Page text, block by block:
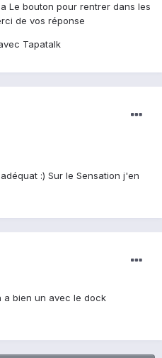
Le bouton pour rentrer dans les
de vos réponse
Tapatalk
:) Sur le Sensation j'en
a bien un avec le dock